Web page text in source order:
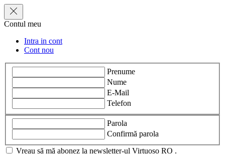
Contul meu
Intra in cont
Cont nou
Prenume
Nume
E-Mail
Telefon
Parola
Confirmă parola
Vreau să mă abonez la newsletter-ul Virtuoso RO .